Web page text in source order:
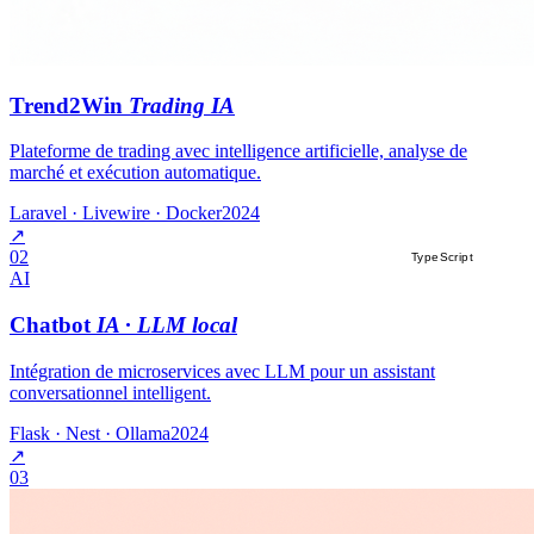
Trend2Win Trading IA
Plateforme de trading avec intelligence artificielle, analyse de
marché et exécution automatique.
Laravel · Livewire · Docker2024
↗
02
AI
Chatbot IA · LLM local
Intégration de microservices avec LLM pour un assistant
conversationnel intelligent.
Flask · Nest · Ollama2024
↗
03
TypeScript